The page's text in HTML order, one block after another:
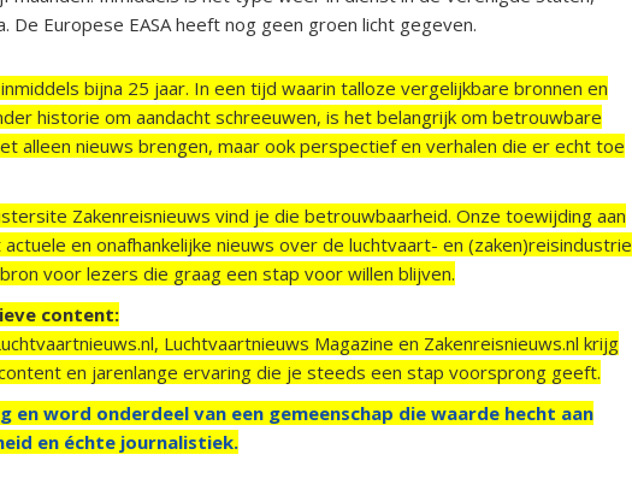
De Europese EASA heeft nog geen groen licht gegeven.
bijna 25 jaar. In een tijd waarin talloze vergelijkbare bronnen en
historie om aandacht schreeuwen, is het belangrijk om betrouwbare
alleen nieuws brengen, maar ook perspectief en verhalen die er echt toe
Zakenreisnieuws vind je die betrouwbaarheid. Onze toewijding aan
en onafhankelijke nieuws over de luchtvaart- en (zaken)reisindustrie
voor lezers die graag een stap voor willen blijven.
content:
Luchtvaartnieuws Magazine en Zakenreisnieuws.nl krijg
en jarenlange ervaring die je steeds een stap voorsprong geeft.
en word onderdeel van een gemeenschap die waarde hecht aan
en échte journalistiek.